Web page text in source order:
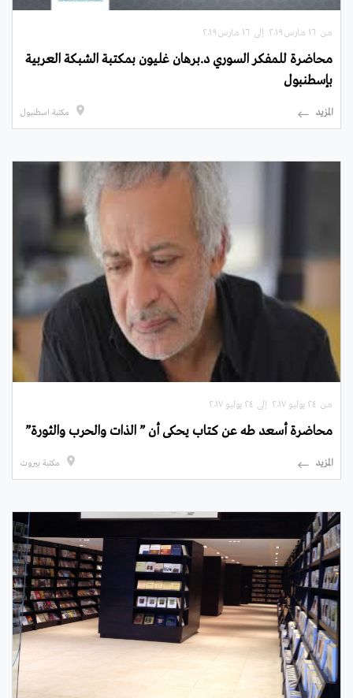
من ۱٦ مارس ۲۰۱۹ إلى ۱٦ مارس ۲۰۱۹
محاضرة للمفكر السوري د.برهان غليون بمكتبة الشبكة العربية
بإسطنبول
المزيد مكتبة اسطنبول
من ۲٤ يوليو ۲۰۱۷ إلى ۲٤ يوليو ۲۰۱۷
محاضرة أسعد طه عن كتاب يحكى أن ” الذات والحرب والثورة”
المزيد مكتبة بيروت